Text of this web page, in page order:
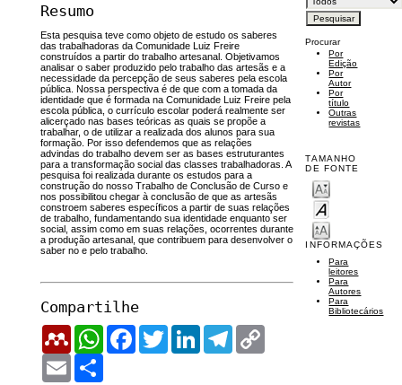
Procurar
Por
Edição
Por
Autor
Por
título
Outras
revistas
TAMANHO
DE FONTE
INFORMAÇÕES
Para
leitores
Para
Autores
Para
Bibliotecários
Resumo
Esta pesquisa teve como objeto de estudo os saberes
das trabalhadoras da Comunidade Luiz Freire
construídos a partir do trabalho artesanal. Objetivamos
analisar o saber produzido pelo trabalho das artesãs e a
necessidade da percepção de seus saberes pela escola
pública. Nossa perspectiva é de que com a tomada da
identidade que é formada na Comunidade Luiz Freire pela
escola pública, o currículo escolar poderá realmente ser
alicerçado nas bases teóricas as quais se propõe a
trabalhar, o de utilizar a realizada dos alunos para sua
formação. Por isso defendemos que as relações
advindas do trabalho devem ser as bases estruturantes
para a transformação social das classes trabalhadoras. A
pesquisa foi realizada durante os estudos para a
construção do nosso Trabalho de Conclusão de Curso e
nos possibilitou chegar à conclusão de que as artesãs
constroem saberes específicos a partir de suas relações
de trabalho, fundamentando sua identidade enquanto ser
social, assim como em suas relações, ocorrentes durante
a produção artesanal, que contribuem para desenvolver o
saber no e pelo trabalho.
Compartilhe
MendeleyWhatsAppFacebookTwitter LinkedIn Telegram
Email